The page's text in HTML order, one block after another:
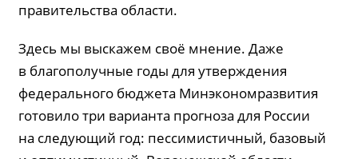
правительства области.
Здесь мы выскажем своё мнение. Даже
в благополучные годы для утверждения
федерального бюджета Минэкономразвития
готовило три варианта прогноза для России
на следующий год: пессимистичный, базовый